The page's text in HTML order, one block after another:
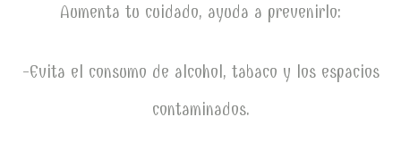
Aumenta tu cuidado, ayuda a prevenirlo:
-Evita el consumo de alcohol, tabaco y los espacios
contaminados.